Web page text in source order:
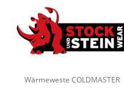
Wärmeweste COLDMASTER